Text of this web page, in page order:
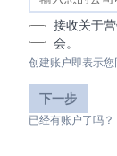
接收关于
会。
创建账户即表示您
下一步
已经有账户了吗？